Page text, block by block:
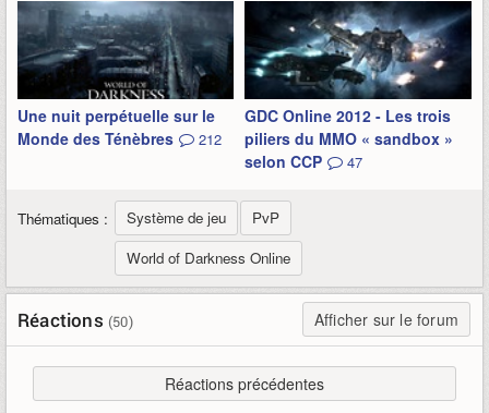
Une nuit perpétuelle sur le
Monde des Ténèbres
212
GDC Online 2012 - Les trois
piliers du MMO « sandbox »
selon CCP
47
Thématiques : Système de jeu
PvP
World of Darkness Online
Réactions (50) Afficher sur le forum
Réactions précédentes